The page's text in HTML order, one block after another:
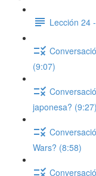
Lección 24
(9:07)
japonesa? (9:27)
Wars? (8:58)